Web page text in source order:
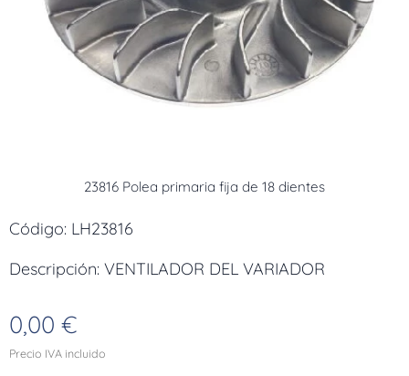
23816 Polea primaria fija de 18 dientes
Código: LH23816
Descripción: VENTILADOR DEL VARIADOR
0,00 €
Precio IVA incluido